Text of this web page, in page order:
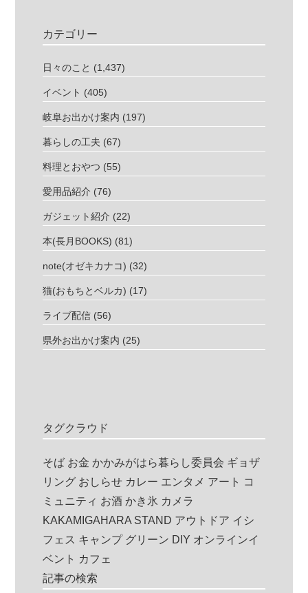
カテゴリー
日々のこと (1,437)
イベント (405)
岐阜お出かけ案内 (197)
暮らしの工夫 (67)
料理とおやつ (55)
愛用品紹介 (76)
ガジェット紹介 (22)
本(長月BOOKS) (81)
note(オゼキカナコ) (32)
猫(おもちとベルカ) (17)
ライブ配信 (56)
県外お出かけ案内 (25)
タグクラウド
そば お金 かかみがはら暮らし委員会 ギョザ
リング おしらせ カレー エンタメ アート コ
ミュニティ お酒 かき氷 カメラ
KAKAMIGAHARA STAND アウトドア イシ
フェス キャンプ グリーン DIY オンラインイ
ベント カフェ
記事の検索